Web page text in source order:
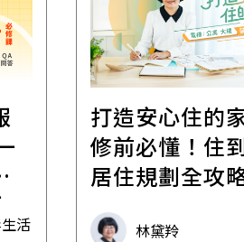
活
打造安心住的
修前必懂！住
居住規劃全攻
林黛羚